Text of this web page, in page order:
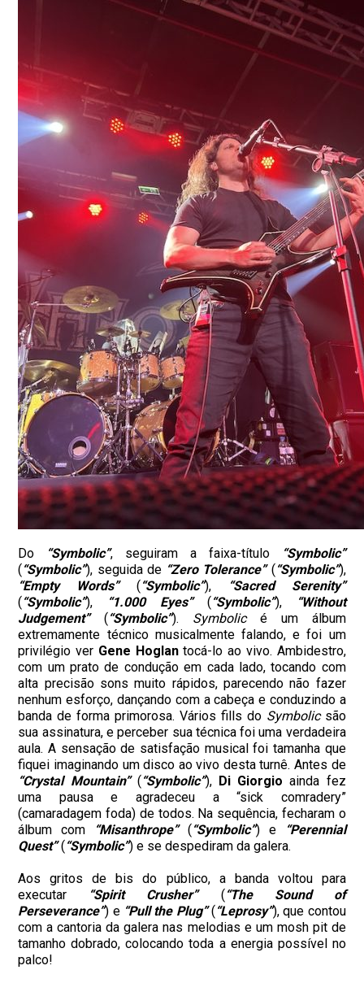
Do “Symbolic”, seguiram a faixa-título
“Symbolic”
(“Symbolic”), seguida de “Zero Tolerance”(“Symbolic”),
“Empty Words”(“Symbolic”),
“Sacred Serenity”
(“Symbolic”), “1.000 Eyes”(“Symbolic”),
“Without
Judgement”(“Symbolic”). Symbolicé um álbum
extremamente técnico musicalmente falando, e foi um
privilégio ver Gene Hoglantocá-lo ao vivo. Ambidestro,
com um prato de condução em cada lado, tocando com
alta precisão sons muito rápidos, parecendo não fazer
nenhum esforço, dançando com a cabeça e conduzindo a
banda de forma primorosa. Vários fills do Symbolicsão
sua assinatura, e perceber sua técnica foi uma verdadeira
aula. A sensação de satisfação musical foi tamanha que
fiquei imaginando um disco ao vivo desta turnê. Antes de
“Crystal Mountain”(“Symbolic”), Di Giorgio ainda fez
uma pausa e agradeceu a “sick comradery”
(camaradagem foda) de todos. Na sequência, fecharam o
álbum com
“Misanthrope”(“Symbolic”) e
“Perennial
Quest”(“Symbolic”) e se despediram da galera.
Aos gritos de bis do público, a banda voltou para
executar
“Spirit Crusher”(“The Sound of
Perseverance”) e “Pull the Plug”(“Leprosy”), que contou
com a cantoria da galera nas melodias e um mosh pit de
tamanho dobrado, colocando toda a energia possível no
palco!